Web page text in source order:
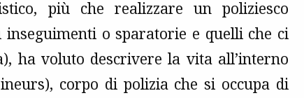
più che realizzare un poliziesco
inseguimenti o sparatorie e quelli che ci
ha voluto descrivere la vita all’interno
corpo di polizia che si occupa di